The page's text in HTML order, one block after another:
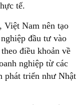
tế.
Việt Nam nên tạo
đầu tư vào
điều khoản về
nghiệp từ các
phát triển như Nhật